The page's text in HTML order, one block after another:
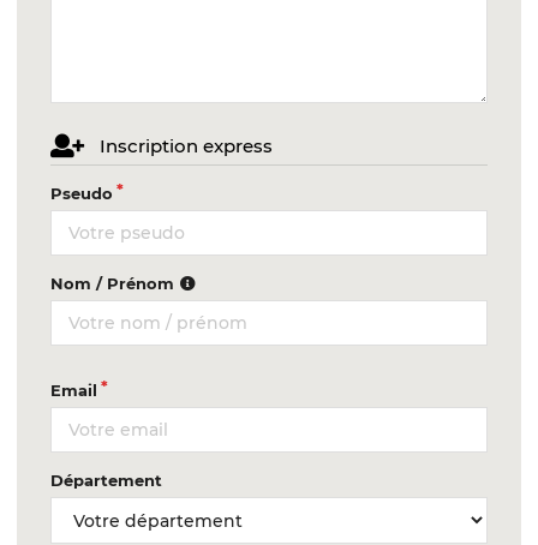
Inscription express
Pseudo
Nom / Prénom
Email
Département